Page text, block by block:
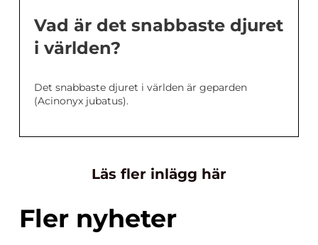
Vad är det snabbaste djuret
i världen?
Det snabbaste djuret i världen är geparden
(Acinonyx jubatus).
Läs fler inlägg här
Fler nyheter